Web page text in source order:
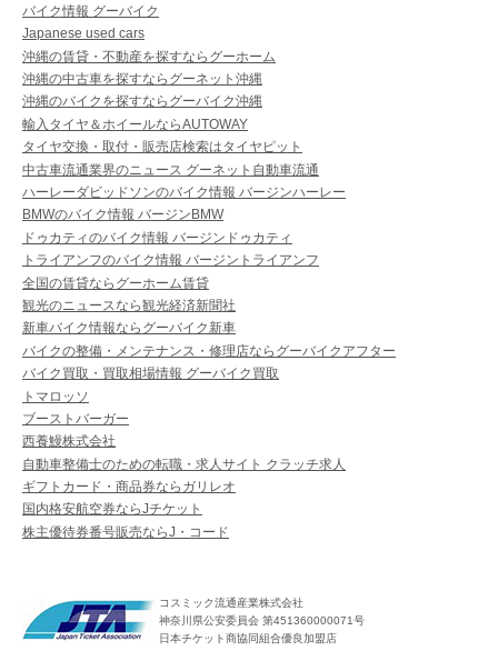
バイク情報 グーバイク
Japanese used cars
沖縄の賃貸・不動産を探すならグーホーム
沖縄の中古車を探すならグーネット沖縄
沖縄のバイクを探すならグーバイク沖縄
輸入タイヤ＆ホイールならAUTOWAY
タイヤ交換・取付・販売店検索はタイヤピット
中古車流通業界のニュース グーネット自動車流通
ハーレーダビッドソンのバイク情報 バージンハーレー
BMWのバイク情報 バージンBMW
ドゥカティのバイク情報 バージンドゥカティ
トライアンフのバイク情報 バージントライアンフ
全国の賃貸ならグーホーム賃貸
観光のニュースなら観光経済新聞社
新車バイク情報ならグーバイク新車
バイクの整備・メンテナンス・修理店ならグーバイクアフター
バイク買取・買取相場情報 グーバイク買取
トマロッソ
ブーストバーガー
西養鰻株式会社
自動車整備士のための転職・求人サイト クラッチ求人
ギフトカード・商品券ならガリレオ
国内格安航空券ならJチケット
株主優待券番号販売ならJ・コード
コスミック流通産業株式会社
神奈川県公安委員会 第451360000071号
日本チケット商協同組合優良加盟店